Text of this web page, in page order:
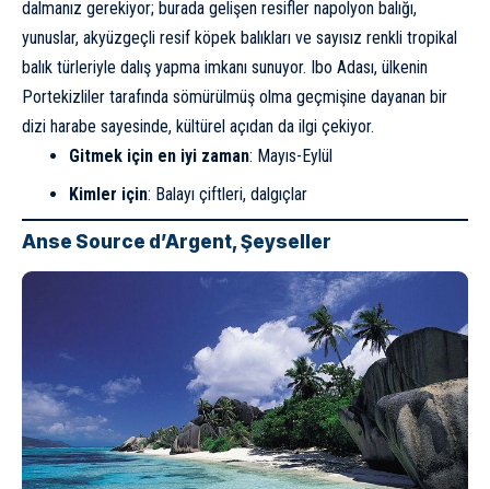
dalmanız gerekiyor; burada gelişen resifler napolyon balığı,
yunuslar, akyüzgeçli resif köpek balıkları ve sayısız renkli tropikal
balık türleriyle dalış yapma imkanı sunuyor. Ibo Adası, ülkenin
Portekizliler tarafında sömürülmüş olma geçmişine dayanan bir
dizi harabe sayesinde, kültürel açıdan da ilgi çekiyor.
Gitmek için en iyi zaman: Mayıs-Eylül
Kimler için: Balayı çiftleri, dalgıçlar
Anse Source d’Argent, Şeyseller